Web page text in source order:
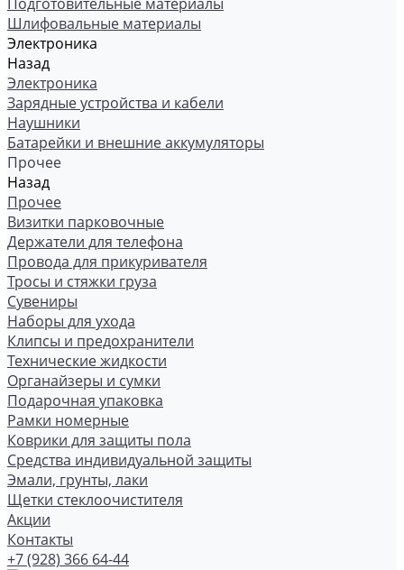
Шлифовальные материалы
Электроника
Назад
Электроника
Зарядные устройства и кабели
Наушники
Батарейки и внешние аккумуляторы
Прочее
Назад
Прочее
Визитки парковочные
Держатели для телефона
Провода для прикуривателя
Тросы и стяжки груза
Сувениры
Наборы для ухода
Клипсы и предохранители
Технические жидкости
Органайзеры и сумки
Подарочная упаковка
Рамки номерные
Коврики для защиты пола
Средства индивидуальной защиты
Эмали, грунты, лаки
Щетки стеклоочистителя
Акции
Контакты
+7 (928) 366 64-44